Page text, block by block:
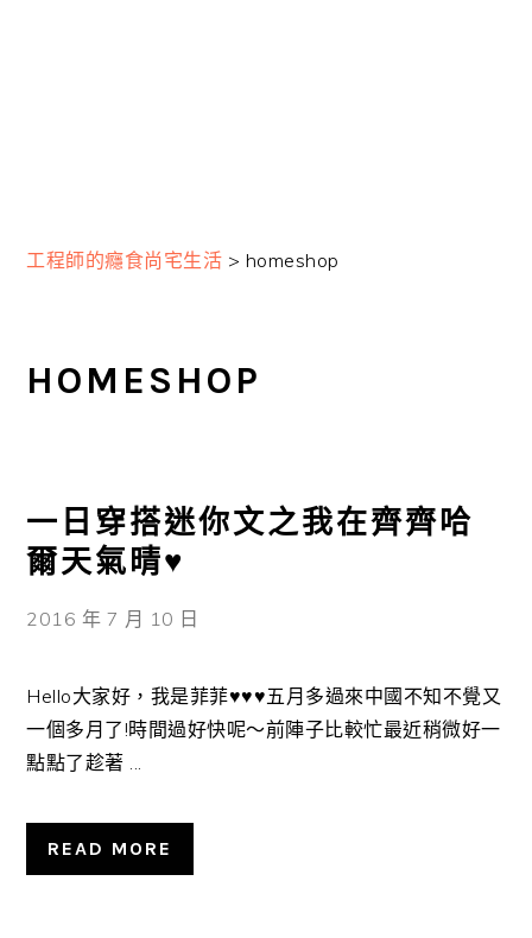
工程師的癮食尚宅生活 > homeshop
HOMESHOP
一日穿搭迷你文之我在齊齊哈
爾天氣晴♥
2016 年 7 月 10 日
Hello大家好，我是菲菲♥♥♥五月多過來中國不知不覺又
一個多月了!時間過好快呢～前陣子比較忙最近稍微好一
點點了趁著 ...
READ MORE